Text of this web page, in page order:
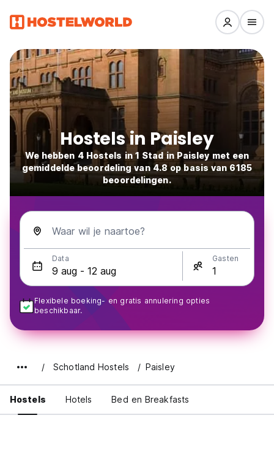
Hostels in Paisley
We hebben 4 Hostels in 1 Stad in Paisley met een
gemiddelde beoordeling van 4.8 op basis van 6185
beoordelingen.
Waar wil je naartoe?
Data Gasten
Flexibele boeking- en gratis annulering opties
beschikbaar.
Schotland Hostels Paisley
Hostels Hotels Bed en Breakfasts